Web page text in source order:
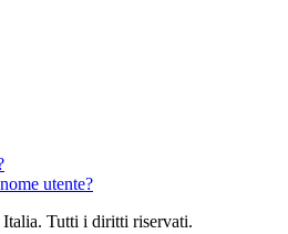
utente?
Tutti i diritti riservati.